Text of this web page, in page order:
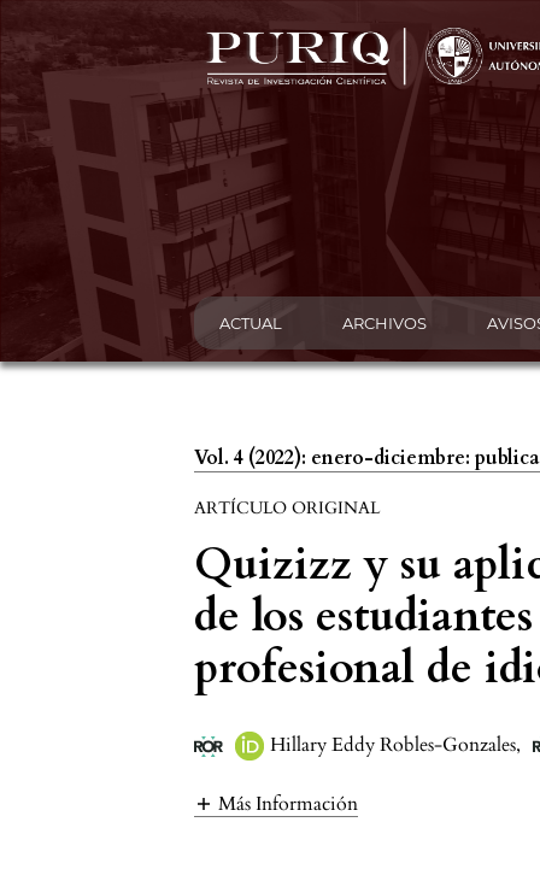
ACTUAL ARCHIVOS
Vol. 4 (2022): enero-diciembre:
ARTÍCULO ORIGINAL
Quizizz y su
de los
profesional de
Hillary Eddy Robles-Gonzales,
Más Información